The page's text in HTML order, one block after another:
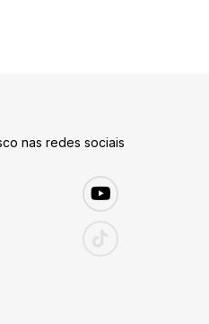
nas redes sociais